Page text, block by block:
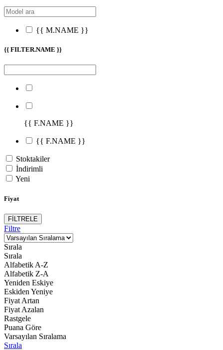
{{ M.NAME }}
{{ FILTER.NAME }}
{{ F.NAME }}
{{ F.NAME }}
Stoktakiler
İndirimli
Yeni
Fiyat
FİLTRELE
Filtre
Sırala
Sırala
Alfabetik A-Z
Alfabetik Z-A
Yeniden Eskiye
Eskiden Yeniye
Fiyat Artan
Fiyat Azalan
Rastgele
Puana Göre
Varsayılan Sıralama
Sırala